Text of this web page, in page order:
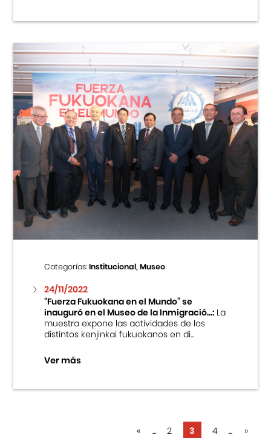
Categorías:Institucional, Museo
24/11/2022
“Fuerza Fukuokana en el Mundo” se
inauguró en el Museo de la Inmigració...:La
muestra expone las actividades de los
distintos kenjinkai fukuokanos en di...
Ver más
« ... 2 3 4 ... »